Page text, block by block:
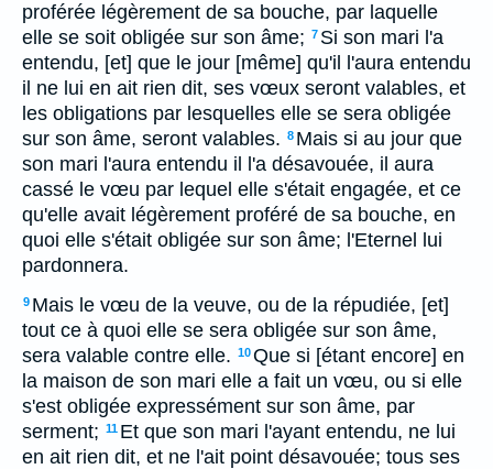
proférée légèrement de sa bouche, par laquelle
elle se soit obligée sur son âme; 7 Si son mari l'a
entendu, [et] que le jour [même] qu'il l'aura entendu
il ne lui en ait rien dit, ses vœux seront valables, et
les obligations par lesquelles elle se sera obligée
sur son âme, seront valables. 8 Mais si au jour que
son mari l'aura entendu il l'a désavouée, il aura
cassé le vœu par lequel elle s'était engagée, et ce
qu'elle avait légèrement proféré de sa bouche, en
quoi elle s'était obligée sur son âme; l'Eternel lui
pardonnera.
9 Mais le vœu de la veuve, ou de la répudiée, [et]
tout ce à quoi elle se sera obligée sur son âme,
sera valable contre elle. 10Que si [étant encore] en
la maison de son mari elle a fait un vœu, ou si elle
s'est obligée expressément sur son âme, par
serment; 11 Et que son mari l'ayant entendu, ne lui
en ait rien dit, et ne l'ait point désavouée; tous ses